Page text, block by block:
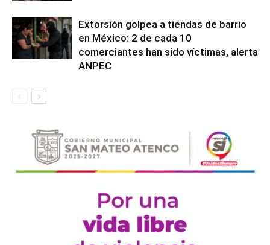
Extorsión golpea a tiendas de barrio
en México: 2 de cada 10
comerciantes han sido víctimas, alerta
ANPEC